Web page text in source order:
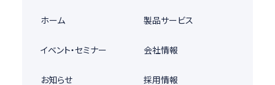
ホーム 製品サービス
イベント・セミナー 会社情報
お知らせ 採用情報